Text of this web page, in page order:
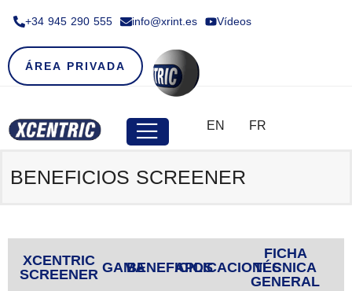
+34 945 290 555​ info@xrint.es Vídeos
ÁREA PRIVADA
EN FR
BENEFICIOS SCREENER
XCENTRIC
SCREENER GAMABENEFICIOSAPLICACIONES
FICHA
TÉCNICA
GENERAL